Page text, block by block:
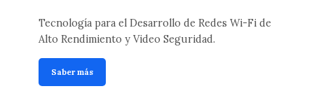
Tecnología para el Desarrollo de Redes Wi-Fi de
Alto Rendimiento y Video Seguridad.
Saber más